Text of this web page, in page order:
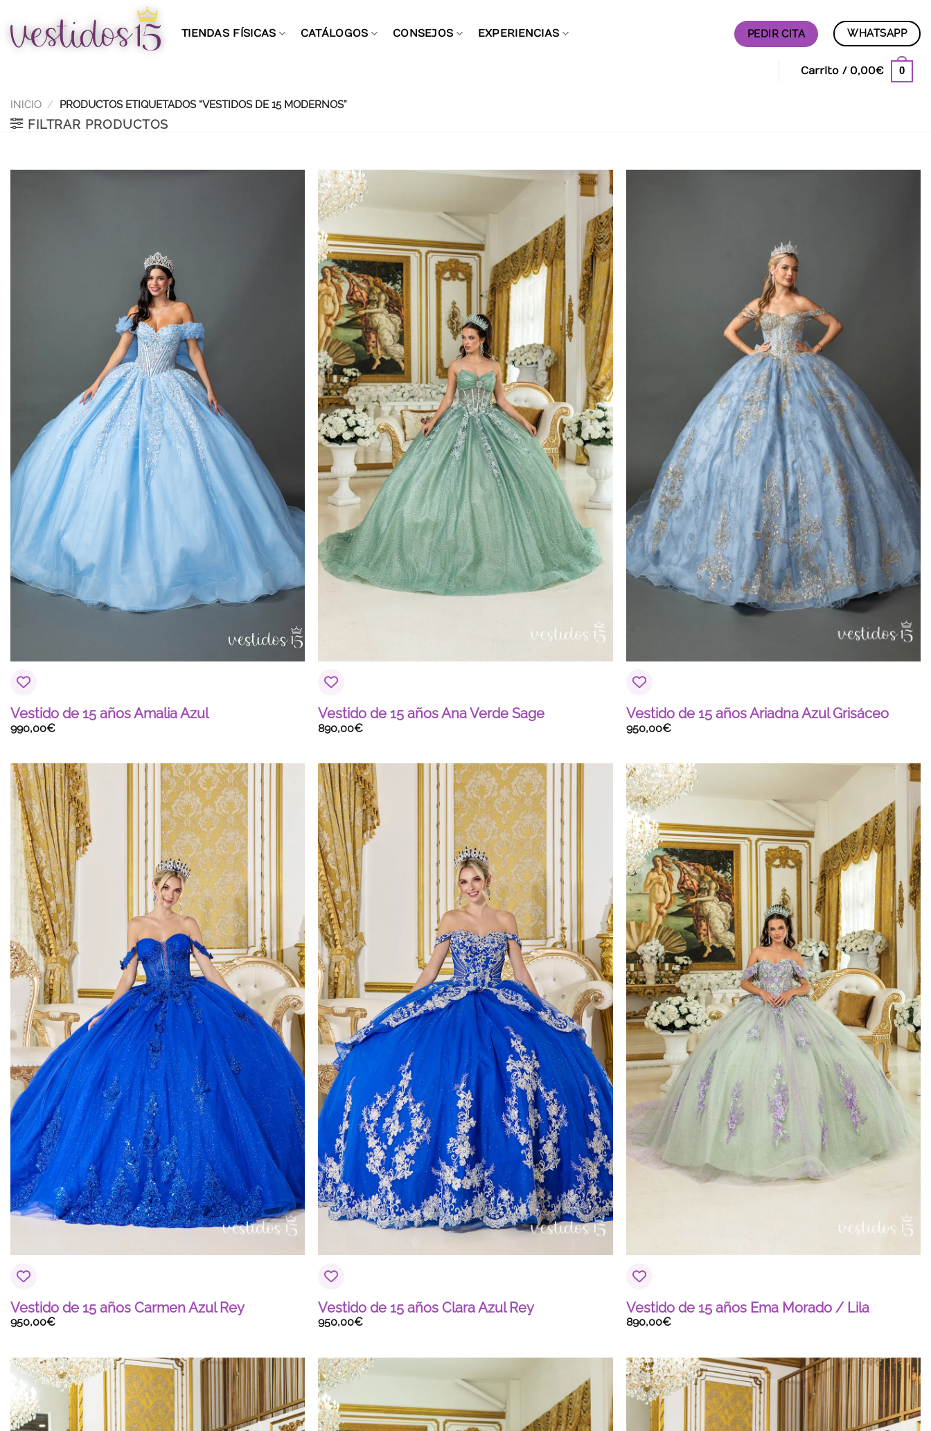
contenido
TIENDAS FÍSICAS CATÁLOGOS CONSEJOS EXPERIENCIAS PEDIR CITA WHATSAPP
Carrito / 0,00€ 0
INICIO / PRODUCTOS ETIQUETADOS “VESTIDOS DE 15 MODERNOS”
FILTRAR PRODUCTOS
Vestido de 15 años Amalia Azul
990,00€
Vestido de 15 años Ana Verde Sage
890,00€
Vestido de 15 años Ariadna Azul Grisáceo
950,00€
Vestido de 15 años Carmen Azul Rey
950,00€
Vestido de 15 años Clara Azul Rey
950,00€
Vestido de 15 años Ema Morado / Lila
890,00€